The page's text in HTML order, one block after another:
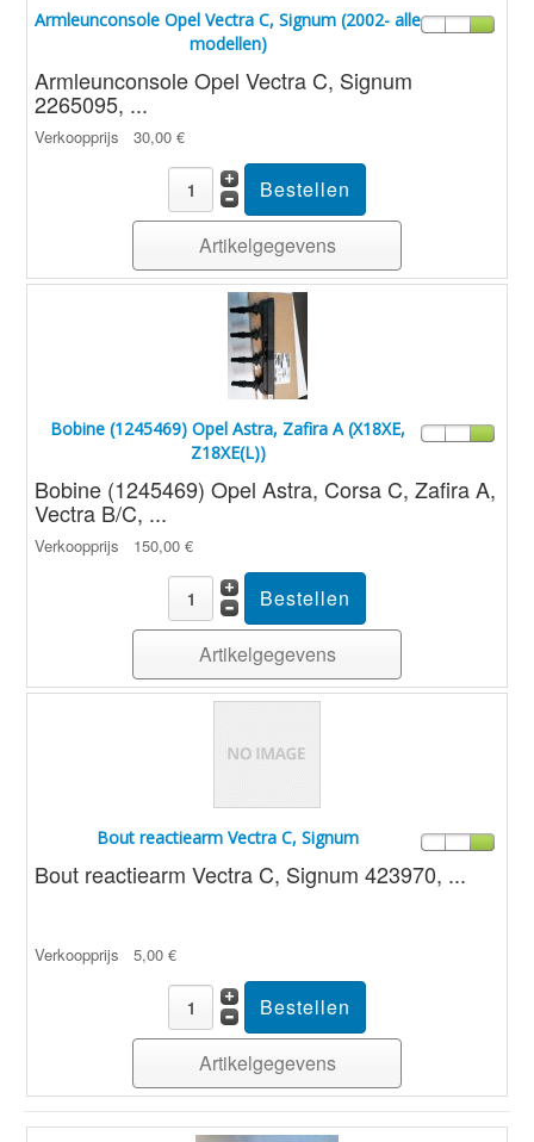
Armleunconsole Opel Vectra C, Signum (2002- alle
modellen)
Armleunconsole Opel Vectra C, Signum
2265095, ...
Verkoopprijs 30,00 €
Artikelgegevens
Bobine (1245469) Opel Astra, Zafira A (X18XE,
Z18XE(L))
Bobine (1245469) Opel Astra, Corsa C, Zafira A,
Vectra B/C, ...
Verkoopprijs 150,00 €
Artikelgegevens
Bout reactiearm Vectra C, Signum
Bout reactiearm Vectra C, Signum 423970, ...
Verkoopprijs 5,00 €
Artikelgegevens